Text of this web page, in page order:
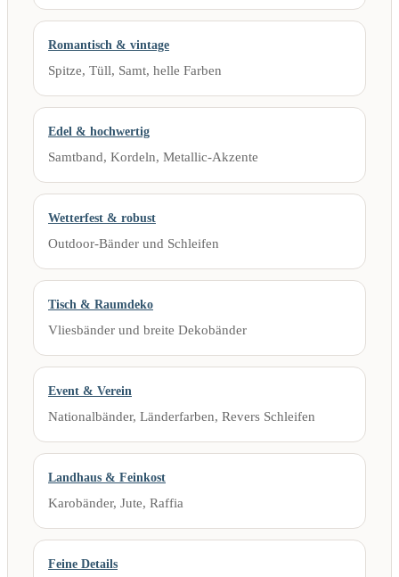
Romantisch & vintage
Spitze, Tüll, Samt, helle Farben
Edel & hochwertig
Samtband, Kordeln, Metallic-Akzente
Wetterfest & robust
Outdoor-Bänder und Schleifen
Tisch & Raumdeko
Vliesbänder und breite Dekobänder
Event & Verein
Nationalbänder, Länderfarben, Revers Schleifen
Landhaus & Feinkost
Karobänder, Jute, Raffia
Feine Details